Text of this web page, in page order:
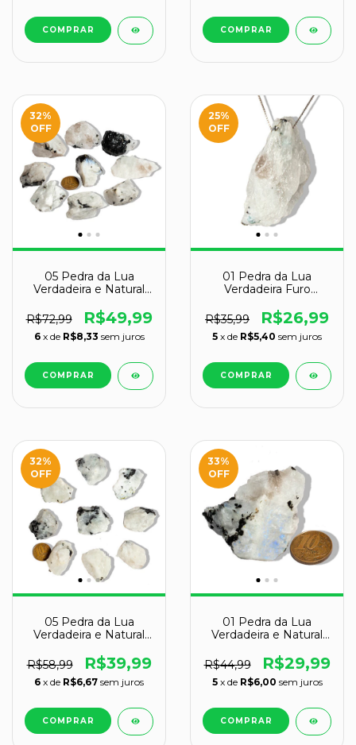
32%
OFF
05 Pedra da Lua
Verdadeira e Natural
B
R$72,99 R$49,99
6 x de R$8,33 sem juros
25%
OFF
01 Pedra da Lua
Verdadeira Furo
Classe B
R$35,99 R$26,99
5 x de R$5,40 sem juros
32%
OFF
05 Pedra da Lua
Verdadeira e Natural
B
R$58,99 R$39,99
6 x de R$6,67 sem juros
33%
OFF
01 Pedra da Lua
Verdadeira e Natural
B
R$44,99 R$29,99
5 x de R$6,00 sem juros